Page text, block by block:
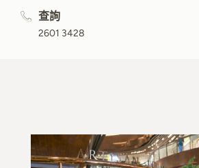
查詢
2601 3428